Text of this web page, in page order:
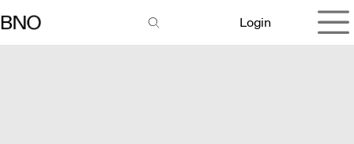
Login